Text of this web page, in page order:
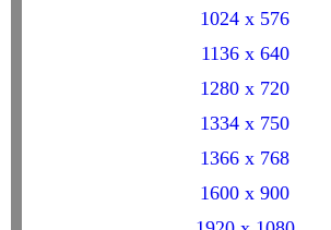
1024 x 576
1136 x 640
1280 x 720
1334 x 750
1366 x 768
1600 x 900